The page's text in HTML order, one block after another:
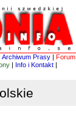
Archiwum Prasy | Forum
| Info i Kontakt |